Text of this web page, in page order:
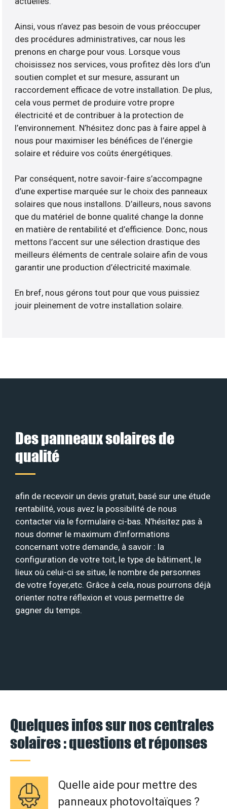
Ainsi, vous n’avez pas besoin de vous préoccuper
des procédures administratives, car nous les
prenons en charge pour vous. Lorsque vous
choisissez nos services, vous profitez dès lors d’un
soutien complet et sur mesure, assurant un
raccordement efficace de votre installation. De plus,
cela vous permet de produire votre propre
électricité et de contribuer à la protection de
l’environnement. N’hésitez donc pas à faire appel à
nous pour maximiser les bénéfices de l’énergie
solaire et réduire vos coûts énergétiques.
Par conséquent, notre savoir-faire s’accompagne
d’une expertise marquée sur le choix des panneaux
solaires que nous installons. D’ailleurs, nous savons
que du matériel de bonne qualité change la donne
en matière de rentabilité et d’efficience. Donc, nous
mettons l’accent sur une sélection drastique des
meilleurs éléments de centrale solaire afin de vous
garantir une production d’électricité maximale.
En bref, nous gérons tout pour que vous puissiez
jouir pleinement de votre installation solaire.
Des panneaux solaires de
qualité
afin de recevoir un devis gratuit, basé sur une étude
rentabilité, vous avez la possibilité de nous
contacter via le formulaire ci-bas. N’hésitez pas à
nous donner le maximum d’informations
concernant votre demande, à savoir : la
configuration de votre toit, le type de bâtiment, le
lieux où celui-ci se situe, le nombre de personnes
de votre foyer,etc. Grâce à cela, nous pourrons déjà
orienter notre réflexion et vous permettre de
gagner du temps.
Quelques infos sur nos centrales
solaires : questions et réponses
Quelle aide pour mettre des
panneaux photovoltaïques ?